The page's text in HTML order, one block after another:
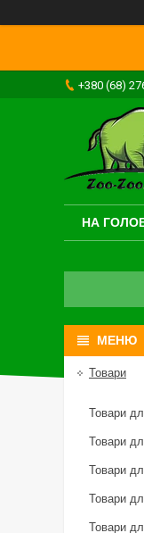
+380 (68)
НА
Товари
Товари
Товари
Товари
Товари
Товари